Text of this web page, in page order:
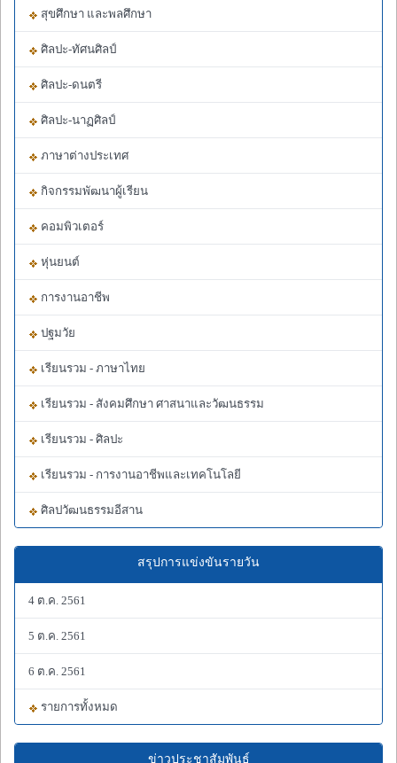
สุขศึกษา และพลศึกษา
ศิลปะ-ทัศนศิลป์
ศิลปะ-ดนตรี
ศิลปะ-นาฏศิลป์
ภาษาต่างประเทศ
กิจกรรมพัฒนาผู้เรียน
คอมพิวเตอร์
หุ่นยนต์
การงานอาชีพ
ปฐมวัย
เรียนรวม - ภาษาไทย
เรียนรวม - สังคมศึกษา ศาสนาและวัฒนธรรม
เรียนรวม - ศิลปะ
เรียนรวม - การงานอาชีพและเทคโนโลยี
ศิลปวัฒนธรรมอีสาน
สรุปการแข่งขันรายวัน
4 ต.ค. 2561
5 ต.ค. 2561
6 ต.ค. 2561
รายการทั้งหมด
ข่าวประชาสัมพันธ์